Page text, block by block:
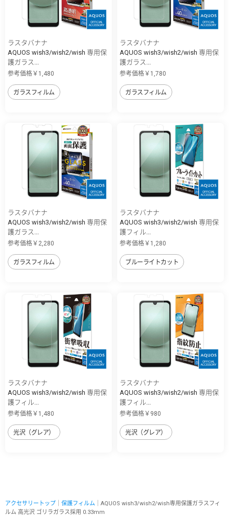
ラスタバナナ
AQUOS wish3/wish2/wish 専用保
護ガラス...
参考価格￥1,480
ガラスフィルム
ラスタバナナ
AQUOS wish3/wish2/wish 専用保
護ガラス...
参考価格￥1,780
ガラスフィルム
ラスタバナナ
AQUOS wish3/wish2/wish 専用保
護ガラス...
参考価格￥2,280
ガラスフィルム
ラスタバナナ
AQUOS wish3/wish2/wish 専用保
護フィル...
参考価格￥1,280
ブルーライトカット
ラスタバナナ
AQUOS wish3/wish2/wish 専用保
護フィル...
参考価格￥1,480
光沢（グレア）
ラスタバナナ
AQUOS wish3/wish2/wish 専用保
護フィル...
参考価格￥980
光沢（グレア）
アクセサリートップ 保護フィルム ｜AQUOS wish3/wish2/wish専用保護ガラスフィ
ルム 高光沢 ゴリラガラス採用 0.33mm